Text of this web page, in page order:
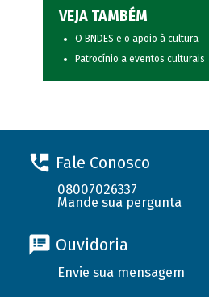
VEJA TAMBÉM
O BNDES e o apoio à cultura
Patrocínio a eventos culturais
Fale Conosco
08007026337
Mande sua pergunta
Ouvidoria
Envie sua mensagem